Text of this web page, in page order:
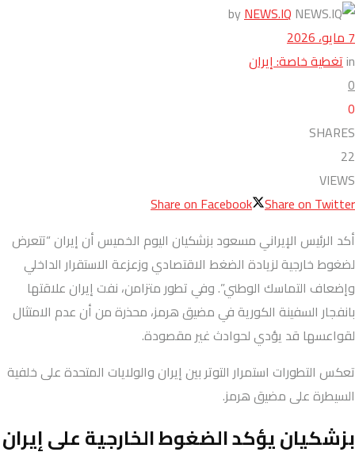
byNEWS.IQ
7 مايو، 2026
inتغطية خاصة: إيران
0
0
SHARES
22
VIEWS
Share on Facebook Share on Twitter
أكد الرئيس الإيراني مسعود بزشكيان اليوم الخميس أن إيران “تتعرض
لضغوط خارجية لزيادة الضغط الاقتصادي وزعزعة الاستقرار الداخلي
وإضعاف التماسك الوطني”. وفي تطور متزامن، نفت إيران علاقتها
بانفجار السفينة الكورية في مضيق هرمز، محذرة من أن عدم الامتثال
لقواعسها قد يؤدي لحوادث غير مقصودة.
تعكس التطورات استمرار التوتر بين إيران والولايات المتحدة على خلفية
السيطرة على مضيق هرمز.
بزشكيان يؤكد الضغوط الخارجية على إيران